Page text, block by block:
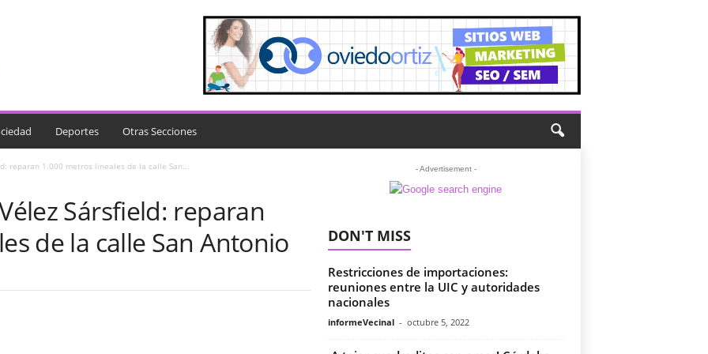
Deportes Otras Secciones
reparan 1.000 metros lineales de la calle San...
Sársfield: reparan
de la calle San Antonio
- Advertisement -
DON'T MISS
Restricciones de importaciones:
reuniones entre la UIC y autoridades
nacionales
informeVecinal - octubre 5, 2022